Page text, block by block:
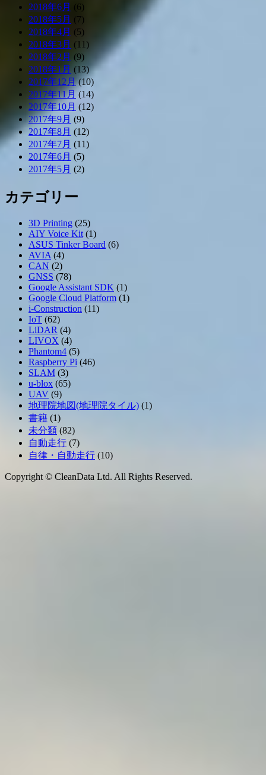
2018年6月 (6)
2018年5月 (7)
2018年4月 (5)
2018年3月 (11)
2018年2月 (9)
2018年1月 (13)
2017年12月(10)
2017年11月 (14)
2017年10月 (12)
2017年9月 (9)
2017年8月 (12)
2017年7月 (11)
2017年6月 (5)
2017年5月 (2)
カテゴリー
3D Printing (25)
AIY Voice Kit(1)
ASUS Tinker Board (6)
AVIA(4)
CAN (2)
GNSS (78)
Google Assistant SDK (1)
Google Cloud Platform (1)
i-Construction (11)
IoT (62)
LiDAR (4)
LIVOX (4)
Phantom4 (5)
Raspberry Pi (46)
SLAM (3)
u-blox (65)
UAV (9)
地理院地図(地理院タイル) (1)
書籍 (1)
未分類 (82)
自動走行 (7)
自律・自動走行 (10)
Copyright © CleanData Ltd. All Rights Reserved.